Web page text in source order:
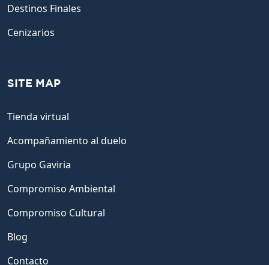
Destinos Finales
Cenizarios
SITE MAP
Tienda virtual
Acompañamiento al duelo
Grupo Gaviria
Compromiso Ambiental
Compromiso Cultural
Blog
Contacto